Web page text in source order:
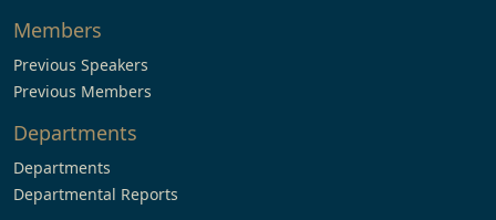
Members
Previous Speakers
Previous Members
Departments
Departments
Departmental Reports